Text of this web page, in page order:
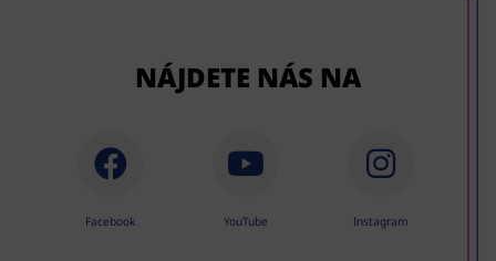
NÁJDETE NÁS NA
Facebook YouTube Instagram